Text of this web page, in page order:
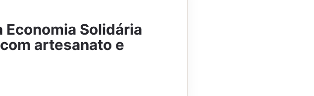
Economia Solidária
artesanato e